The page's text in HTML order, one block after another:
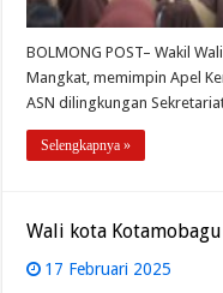
BOLMONG POST– Wakil
Mangkat, memimpin Apel
ASN dilingkungan
Selengkapnya »
Wali kota
17 Februari 2025